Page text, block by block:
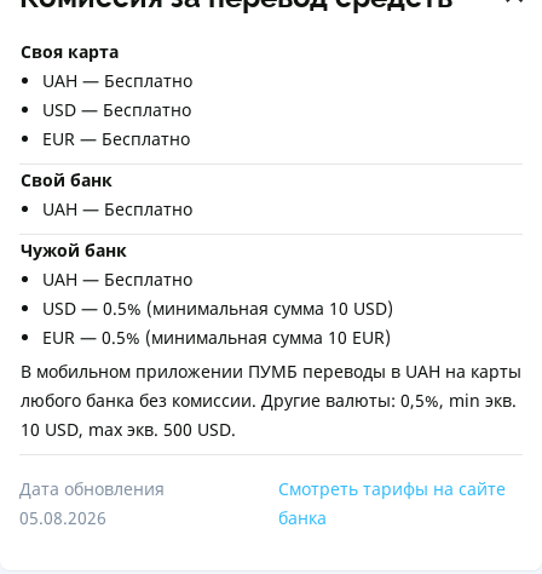
Своя карта
UAH — Бесплатно
USD — Бесплатно
EUR — Бесплатно
Свой банк
UAH — Бесплатно
Чужой банк
UAH — Бесплатно
USD — 0.5% (минимальная сумма 10 USD)
EUR — 0.5% (минимальная сумма 10 EUR)
В мобильном приложении ПУМБ переводы в UAH на карты
любого банка без комиссии. Другие валюты: 0,5%, min экв.
10 USD, max экв. 500 USD.
Дата обновления
05.08.2026
Смотреть тарифы на сайте
банка